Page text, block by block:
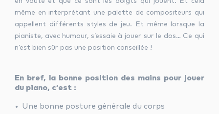
même en interprétant une palette de compositeurs qui
appellent différents styles de jeu. Et même lorsque la
pianiste, avec humour, s’essaie à jouer sur le dos… Ce qui
n’est bien sûr pas une position conseillée !
En bref, la bonne position des mains pour jouer
du piano, c’est :
Une bonne posture générale du corps